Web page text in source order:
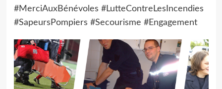
#MerciAuxBénévoles #LutteContreLesIncendies
#SapeursPompiers #Secourisme #Engagement